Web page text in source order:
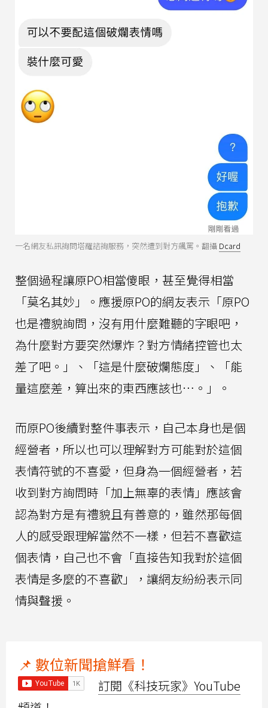
一名網友私訊詢問塔羅諮詢服務，突然遭到對方飆罵。翻攝 Dcard
整個過程讓原PO相當傻眼，甚至覺得相當
「莫名其妙」。應援原PO的網友表示「原PO
也是禮貌詢問，沒有用什麼難聽的字眼吧，
為什麼對方要突然爆炸？對方情緒控管也太
差了吧。」、「這是什麼破爛態度」、「能
量這麼差，算出來的東西應該也…。」。
而原PO後續對整件事表示，自己本身也是個
經營者，所以也可以理解對方可能對於這個
表情符號的不喜愛，但身為一個經營者，若
收到對方詢問時「加上無辜的表情」應該會
認為對方是有禮貌且有善意的，雖然那每個
人的感受跟理解當然不一樣，但若不喜歡這
個表情，自己也不會「直接告知我對於這個
表情是多麼的不喜歡」，讓網友紛紛表示同
情與聲援。
📌 數位新聞搶鮮看！
訂閱《科技玩家》YouTube